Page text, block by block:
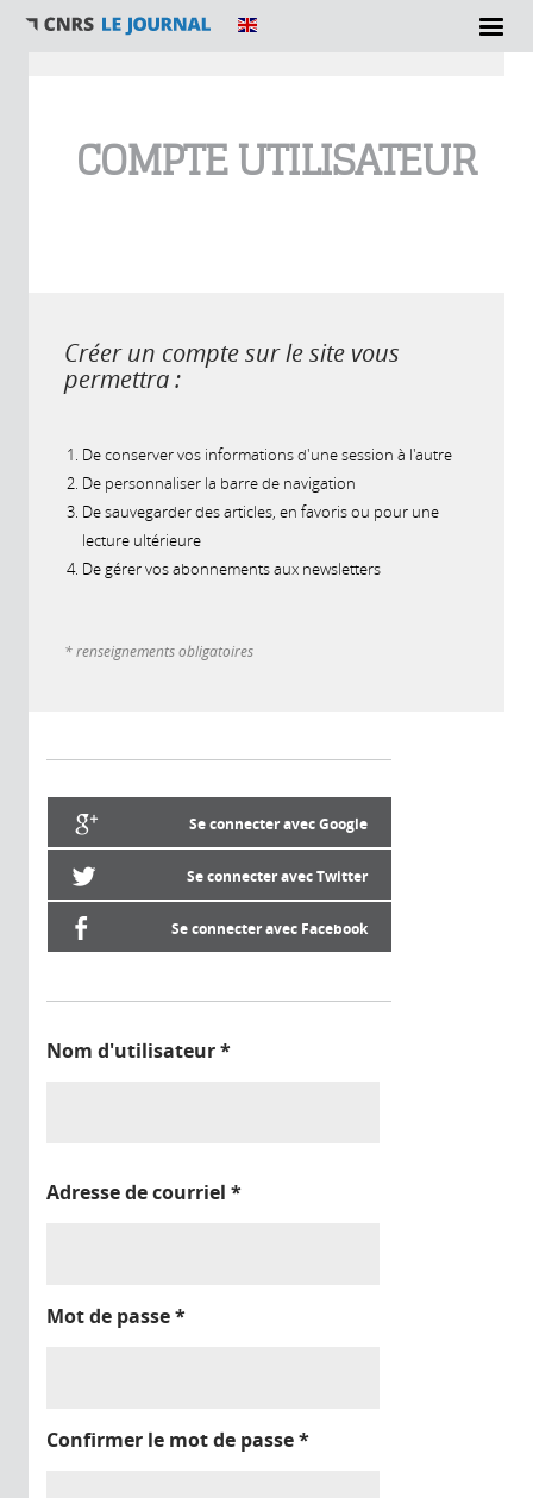
COMPTE UTILISATEUR
Créer un compte sur le site vous
permettra :
De conserver vos informations d'une session à l'autre
De personnaliser la barre de navigation
De sauvegarder des articles, en favoris ou pour une
lecture ultérieure
De gérer vos abonnements aux newsletters
* renseignements obligatoires
Se connecter avec Google
Se connecter avec Twitter
Se connecter avec Facebook
Nom d'utilisateur*
Adresse de courriel *
Mot de passe*
Confirmer le mot de passe*